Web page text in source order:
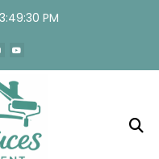
3:49:31 PM